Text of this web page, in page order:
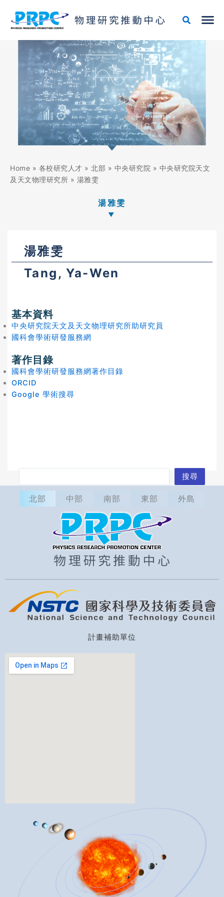
Home » 各校研究人才 » 北部 » 中央研究院 » 中央研究院天文
及天文物理研究所 » 湯雅雯
湯雅雯
湯雅雯
Tang, Ya-Wen
基本資料
中央研究院天文及天文物理研究所助研究員
國科會學術研發服務網
著作目錄
國科會學術研發服務網著作目錄
ORCID
Google 學術搜尋
尋
搜尋
北部 中部 南部 東部 外島
計畫補助單位